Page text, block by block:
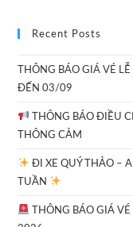
Recent Posts
THÔNG BÁO GIÁ VÉ
ĐẾN 03/09
THÔNG BÁO ĐIỀU
THÔNG CẢM
ĐI XE QUÝ THẢO –
TUẦN
THÔNG BÁO GIÁ